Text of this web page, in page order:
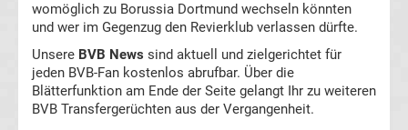
SpVgg
Unterhaching
Transfergerüchte
womöglich zu Borussia Dortmund wechseln könnten
und wer im Gegenzug den Revierklub verlassen dürfte.
Unsere BVB News sind aktuell und zielgerichtet für
jeden BVB-Fan kostenlos abrufbar. Über die
Blätterfunktion am Ende der Seite gelangt Ihr zu weiteren
BVB Transfergerüchten aus der Vergangenheit.